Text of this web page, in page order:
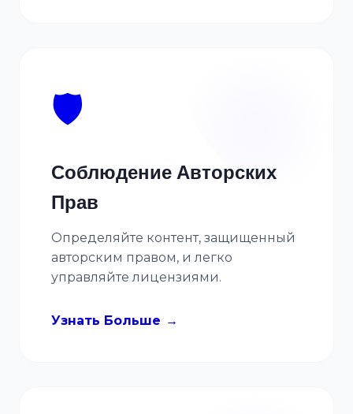
🛡️
Соблюдение Авторских
Прав
Определяйте контент, защищенный
авторским правом, и легко
управляйте лицензиями.
Узнать Больше